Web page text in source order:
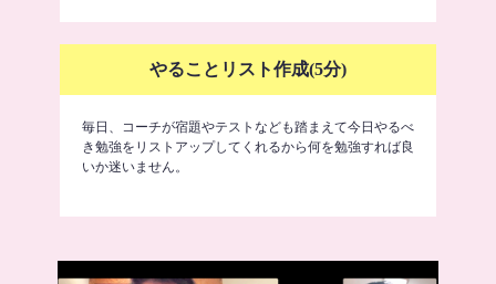
やることリスト作成(5分)
毎日、コーチが宿題やテストなども踏まえて今日やるべ
き勉強をリストアップしてくれるから何を勉強すれば良
いか迷いません。